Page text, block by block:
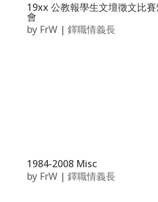
19xx 公教報學生文壇徵文比
會
by FrW| 鐸職情義長
1984-2008 Misc
by FrW| 鐸職情義長